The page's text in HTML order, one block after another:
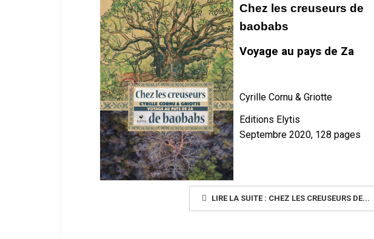
Chez les creuseurs de
baobabs
Voyage au pays de Za
Cyrille Cornu & Griotte
Editions Elytis
Septembre 2020, 128 pages
LIRE LA SUITE : CHEZ LES CREUSEURS DE...